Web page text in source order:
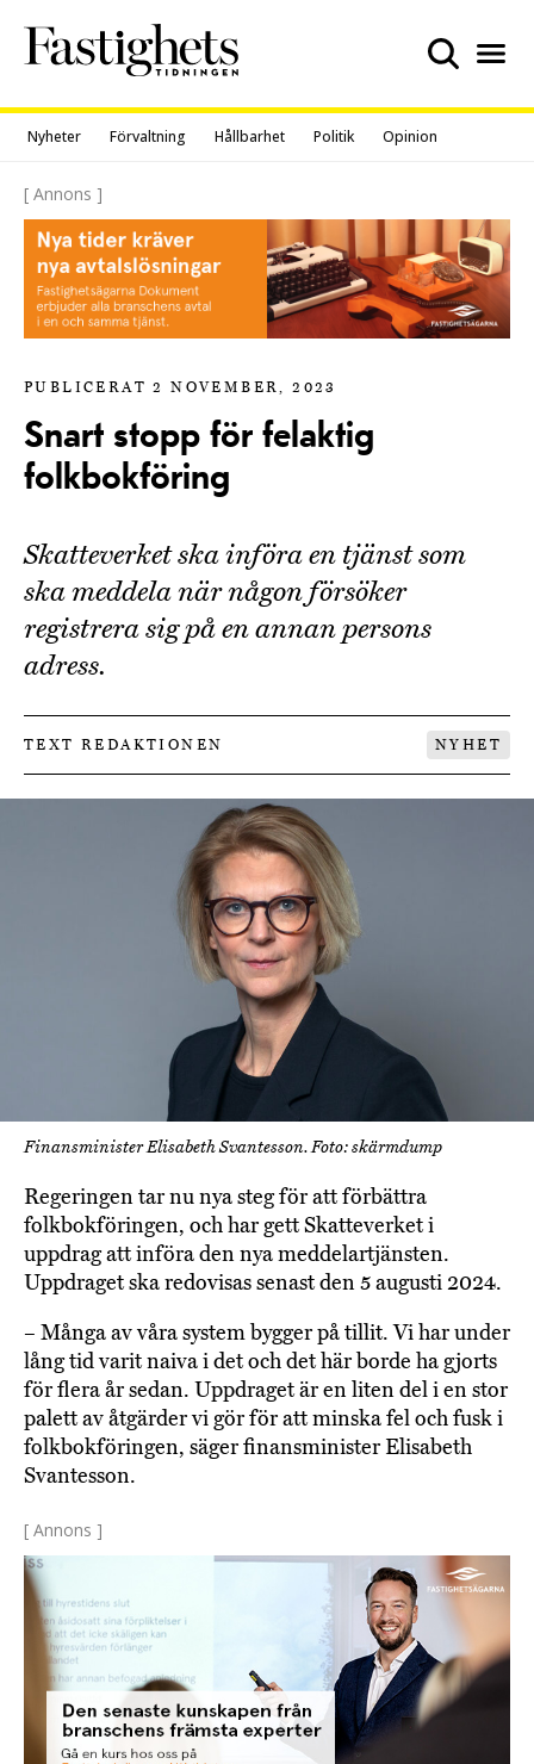
content
Nyheter Förvaltning Hållbarhet Politik Opinion
[ Annons ]
PUBLICERAT 2 NOVEMBER, 2023
Snart stopp för felaktig
folkbokföring
Skatteverket ska införa en tjänst som
ska meddela när någon försöker
registrera sig på en annan persons
adress.
TEXT REDAKTIONEN NYHET
Finansminister Elisabeth Svantesson. Foto: skärmdump
Regeringen tar nu nya steg för att förbättra
folkbokföringen, och har gett Skatteverket i
uppdrag att införa den nya meddelartjänsten.
Uppdraget ska redovisas senast den 5 augusti 2024.
– Många av våra system bygger på tillit. Vi har under
lång tid varit naiva i det och det här borde ha gjorts
för flera år sedan. Uppdraget är en liten del i en stor
palett av åtgärder vi gör för att minska fel och fusk i
folkbokföringen, säger finansminister Elisabeth
Svantesson.
[ Annons ]